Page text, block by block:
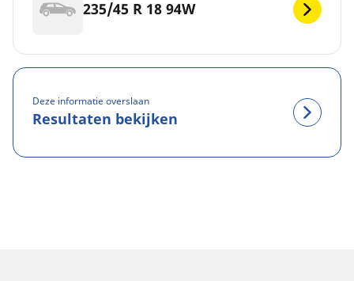
235/45 R 18 94W
Deze informatie overslaan
Resultaten bekijken